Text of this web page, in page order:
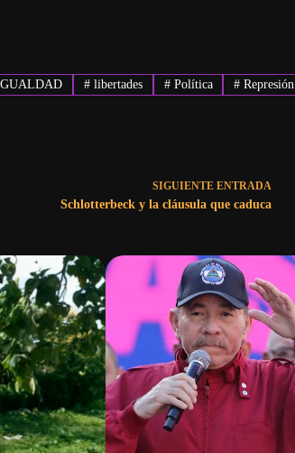
#libertades #Política # Represión
SIGUIENTE ENTRADA
Schlotterbeck y la cláusula que caduca